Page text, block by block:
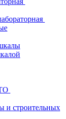
и строительных